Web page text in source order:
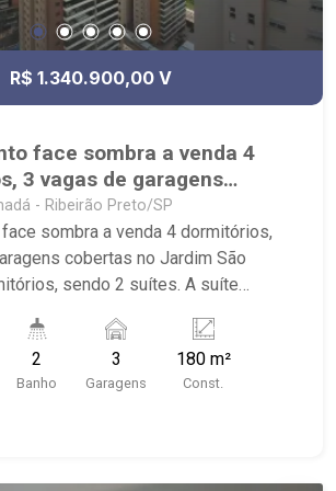
João Fiúsa, 1147 - Alto da
Preto - SP.
R$ 1.340.900,00 V
face sombra a venda 4
3 vagas de garagens
Jardim São Luiz.
- Ribeirão Preto/SP
sombra a venda 4 dormitórios,
cobertas no Jardim São
- Cozinha - Área de
- Área Gourmet - Elevador
2
Banho
3
Garagens
180 m²
Const.